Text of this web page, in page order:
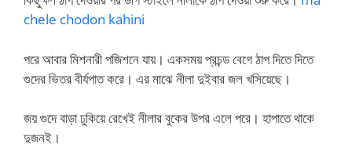
chele chodon kahini
পরে আবার মিশনারী পজিশনে যায়। একসময় প্রচন্ড বেগে ঠাপ দিতে দিতে
গুদের ভিতর বীর্যপাত করে। এর মাঝে নীলা দুইবার জল খসিয়েছে।
জয় গুদে বাড়া ঢুকিয়ে রেখেই নীলার বুকের উপর এলে পরে। হাপাতে থাকে
দুজনই।